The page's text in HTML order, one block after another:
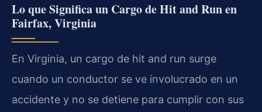
Lo que Significa un Cargo de Hit and Run en
Fairfax, Virginia
En Virginia, un cargo de hit and run surge
cuando un conductor se ve involucrado en un
accidente y no se detiene para cumplir con sus